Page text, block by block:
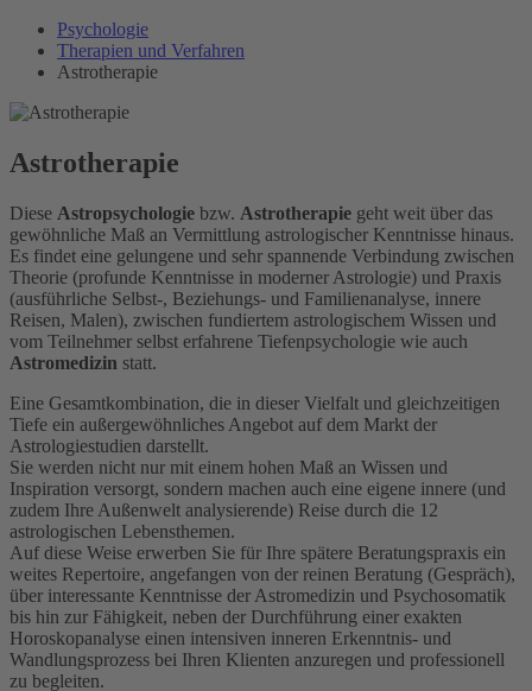
Psychologie
Therapien und Verfahren
Astrotherapie
Astrotherapie
Diese Astropsychologie bzw. Astrotherapie geht weit über das
gewöhnliche Maß an Vermittlung astrologischer Kenntnisse hinaus.
Es findet eine gelungene und sehr spannende Verbindung zwischen
Theorie (profunde Kenntnisse in moderner Astrologie) und Praxis
(ausführliche Selbst-, Beziehungs- und Familienanalyse, innere
Reisen, Malen), zwischen fundiertem astrologischem Wissen und
vom Teilnehmer selbst erfahrene Tiefenpsychologie wie auch
Astromedizin statt.
Eine Gesamtkombination, die in dieser Vielfalt und gleichzeitigen
Tiefe ein außergewöhnliches Angebot auf dem Markt der
Astrologiestudien darstellt.
Sie werden nicht nur mit einem hohen Maß an Wissen und
Inspiration versorgt, sondern machen auch eine eigene innere (und
zudem Ihre Außenwelt analysierende) Reise durch die 12
astrologischen Lebensthemen.
Auf diese Weise erwerben Sie für Ihre spätere Beratungspraxis ein
weites Repertoire, angefangen von der reinen Beratung (Gespräch),
über interessante Kenntnisse der Astromedizin und Psychosomatik
bis hin zur Fähigkeit, neben der Durchführung einer exakten
Horoskopanalyse einen intensiven inneren Erkenntnis- und
Wandlungsprozess bei Ihren Klienten anzuregen und professionell
zu begleiten.